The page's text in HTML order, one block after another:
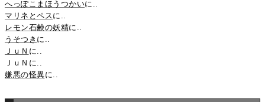
へっぽこまほうつかいに..
マリネとペスに..
レモン石鹸の妖精に..
うそつき に..
ＪｕＮ に..
ＪｕＮに..
嫌悪の怪異に..